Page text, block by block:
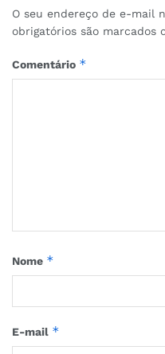
O seu endereço de e-mail
obrigatórios são marcados
Comentário *
Nome *
E-mail *